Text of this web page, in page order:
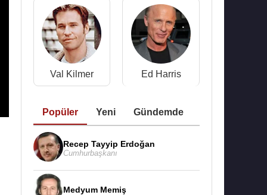
Val Kilmer Ed Harris
Popüler Yeni Gündemde
Recep Tayyip Erdoğan
Cumhurbaşkanı
Medyum Memiş